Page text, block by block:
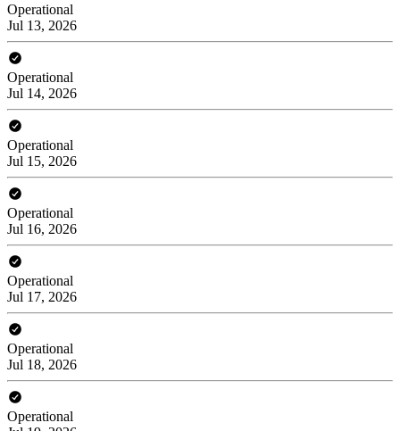
Operational
Jul 13, 2026
Operational
Jul 14, 2026
Operational
Jul 15, 2026
Operational
Jul 16, 2026
Operational
Jul 17, 2026
Operational
Jul 18, 2026
Operational